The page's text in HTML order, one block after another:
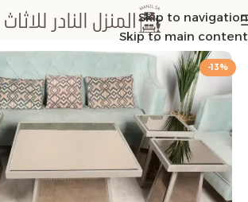
Skip to navigation
Skip to main content
الرئيسية/اطقم طاولات
-13%